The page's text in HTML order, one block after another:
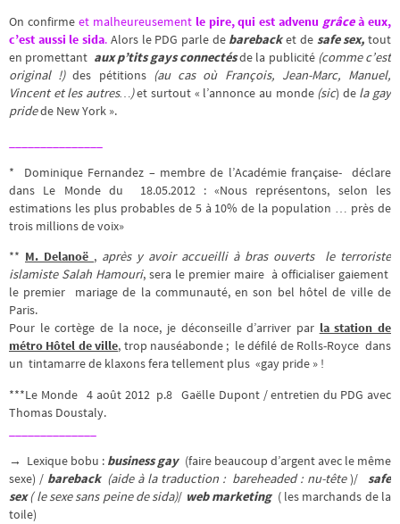
On confirme et malheureusement le pire, qui est advenu grâceà eux,
c’est aussi le sida. Alors le PDG parle de barebacket de safe sex,tout
en promettant aux p’tits gays connectésde la publicité (comme c’est
original !)des pétitions(au cas où François, Jean-Marc, Manuel,
Vincent et les autres…)et surtout « l’annonce au monde(sic) de la gay
pridede New York ».
* Dominique Fernandez – membre de l’Académie française- déclare
dans Le Monde du 18.05.2012 : «Nous représentons, selon les
estimations les plus probables de 5 à 10% de la population … près de
trois millions de voix»
** M. Delanoë , après y avoir accueilli à bras ouverts le terroriste
islamiste Salah Hamouri, sera le premier maire à officialiser gaiement
le premier mariage de la communauté, en son bel hôtel de ville de
Paris.
Pour le cortège de la noce, je déconseille d’arriver par la station de
métro Hôtel de ville, trop nauséabonde ; le défilé de Rolls-Royce dans
un tintamarre de klaxons fera tellement plus «gay pride » !
***Le Monde 4 août 2012 p.8 Gaëlle Dupont / entretien du PDG avec
Thomas Doustaly.
→ Lexique bobu : business gay(faire beaucoup d’argent avec le même
sexe) / bareback (aide à la traduction : bareheaded : nu-tête)/ safe
sex ( le sexe sans peine de sida)/ web marketing( les marchands de la
toile)